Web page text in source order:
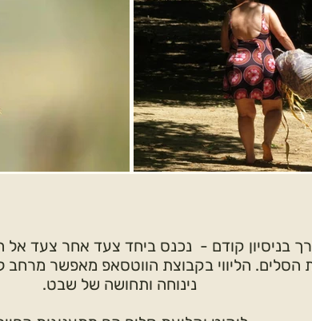
בניסיון קודם - נכנס ביחד צעד אחר צעד
הסלים. הליווי בקבוצת הווטסאפ מאפשר מרחב
נינוחה ותחושה של שבט.